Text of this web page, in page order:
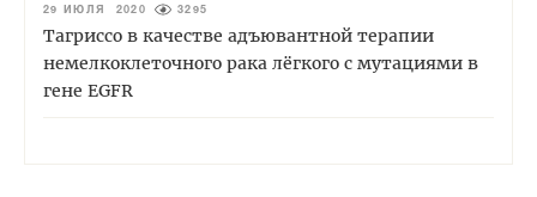
29 ИЮЛЯ 2020 3295
Тагриссо в качестве адъювантной терапии
немелкоклеточного рака лёгкого с мутациями в
гене EGFR